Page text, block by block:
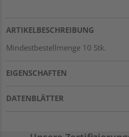
ARTIKELBESCHREIBUNG
Mindestbestellmenge 10 Stk.
EIGENSCHAFTEN
DATENBLÄTTER